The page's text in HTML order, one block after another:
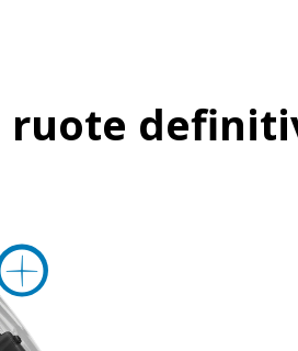
ruote